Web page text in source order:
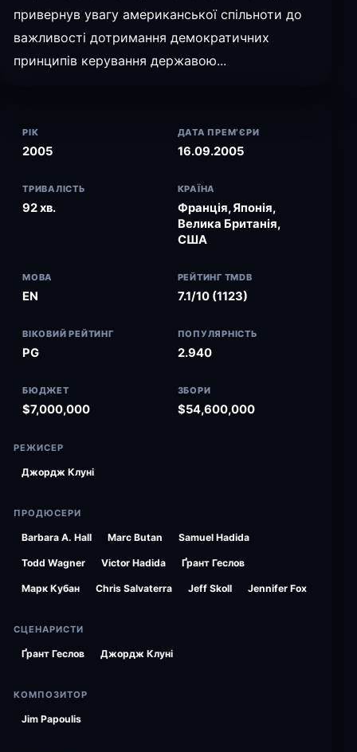
привернув увагу американської спільноти до
важливості дотримання демократичних
принципів керування державою...
РІК
2005
ДАТА ПРЕМ’ЄРИ
16.09.2005
ТРИВАЛІСТЬ
92 хв.
КРАЇНА
Франція, Японія,
Велика Британія,
США
МОВА
EN
РЕЙТИНГ TMDB
7.1/10 (1123)
ВІКОВИЙ РЕЙТИНГ
PG
ПОПУЛЯРНІСТЬ
2.940
БЮДЖЕТ
$7,000,000
ЗБОРИ
$54,600,000
РЕЖИСЕР
Джордж Клуні
ПРОДЮСЕРИ
Barbara A. Hall Marc Butan Samuel Hadida
Todd Wagner Victor Hadida Ґрант Геслов
Марк Кубан Chris Salvaterra Jeff Skoll Jennifer Fox
СЦЕНАРИСТИ
Ґрант Геслов Джордж Клуні
КОМПОЗИТОР
Jim Papoulis